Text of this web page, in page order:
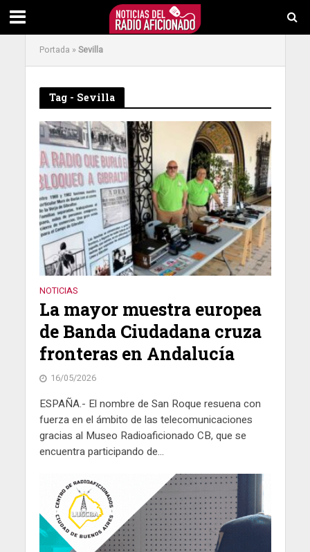
Portada »Sevilla
Tag - Sevilla
NOTICIAS
La mayor muestra europea
de Banda Ciudadana cruza
fronteras en Andalucía
16/05/2026
ESPAÑA.- El nombre de San Roque resuena con
fuerza en el ámbito de las telecomunicaciones
gracias al Museo Radioaficionado CB, que se
encuentra participando de...